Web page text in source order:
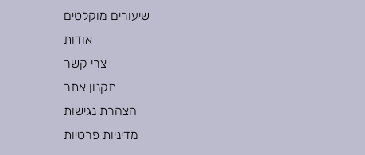
שיעורים מוקלטים
אודות
צרי קשר
תקנון אתר
הצהרת נגישות
מדיניות פרטיות